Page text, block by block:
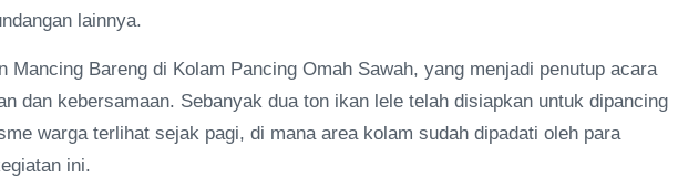
lainnya.
Mancing Bareng di Kolam Pancing Omah Sawah, yang menjadi penutup acara
dan kebersamaan. Sebanyak dua ton ikan lele telah disiapkan untuk dipancing
warga terlihat sejak pagi, di mana area kolam sudah dipadati oleh para
ini.